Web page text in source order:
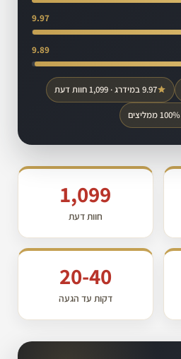
9.97
9.89
9.97 במידרג · 1,099 חוות דעת
100% ממליצים
1,099
חוות דעת
20-40
דקות עד הגעה